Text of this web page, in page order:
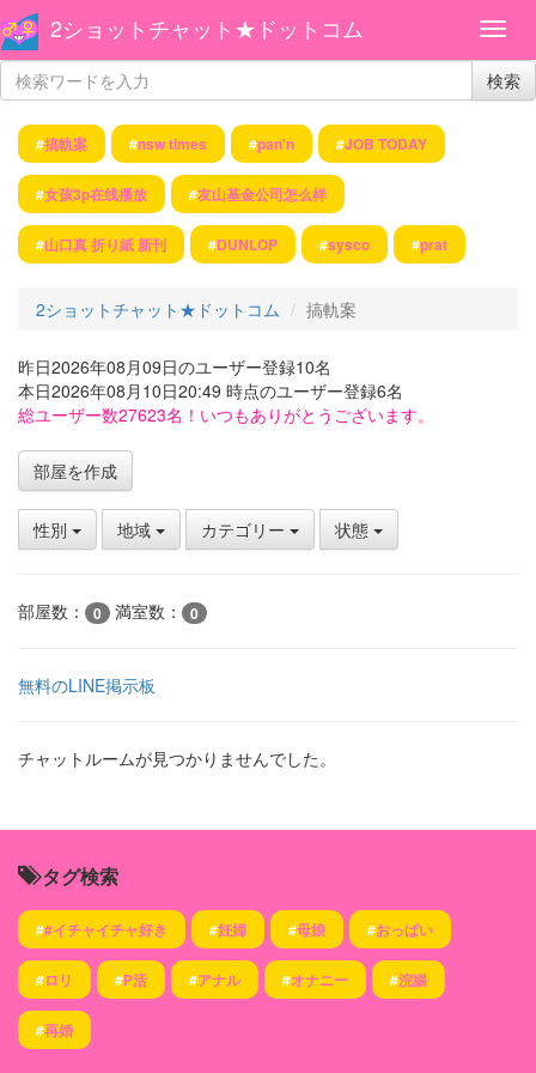
2ショットチャット★ドットコム
検索
#搞軌案 #nsw times #pan'n #JOB TODAY
#女孩3p在线播放 #友山基金公司怎么样
#山口真 折り紙 新刊 #DUNLOP #sysco #prat
2ショットチャット★ドットコム 搞軌案
昨日2026年08月09日のユーザー登録10名
本日2026年08月10日20:49 時点のユーザー登録6名
総ユーザー数27623名！いつもありがとうございます。
部屋を作成
性別 地域 カテゴリー 状態
部屋数： 0 満室数： 0
無料のLINE掲示板
チャットルームが見つかりませんでした。
タグ検索
##イチャイチャ好き #妊婦 #母娘 #おっぱい
#ロリ #P活 #アナル #オナニー #浣腸
#再婚